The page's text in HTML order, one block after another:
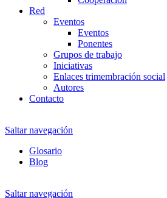
Red
Eventos
Eventos
Ponentes
Grupos de trabajo
Iniciativas
Enlaces trimembración social
Autores
Contacto
Saltar navegación
Glosario
Blog
Saltar navegación